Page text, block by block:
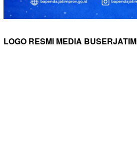
LOGO RESMI MEDIA BUSERJATIM